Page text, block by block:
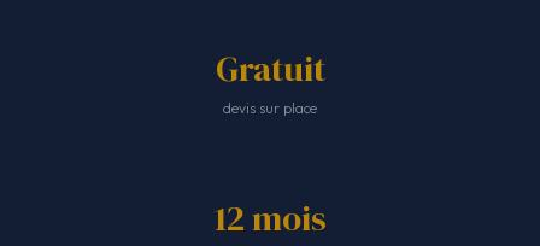
Gratuit
devis sur place
12 mois